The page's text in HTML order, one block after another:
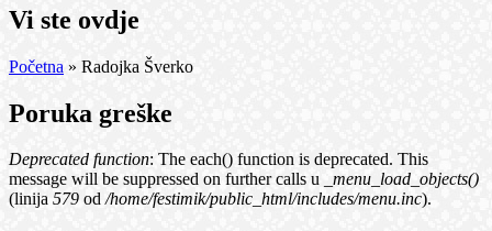
Vi ste ovdje
Početna » Radojka Šverko
Poruka greške
Deprecated function: The each() function is deprecated. This
message will be suppressed on further calls u
_menu_load_objects()
(linija 579 od/home/festimik/public_html/includes/menu.inc).